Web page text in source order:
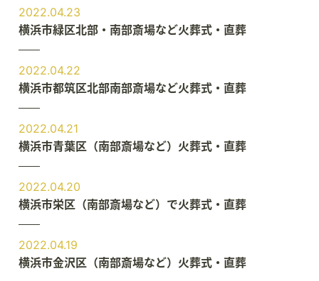
2022.04.23
横浜市緑区北部・南部斎場など火葬式・直葬
2022.04.22
横浜市都筑区北部南部斎場など火葬式・直葬
2022.04.21
横浜市青葉区（南部斎場など）火葬式・直葬
2022.04.20
横浜市栄区（南部斎場など）で火葬式・直葬
2022.04.19
横浜市金沢区（南部斎場など）火葬式・直葬